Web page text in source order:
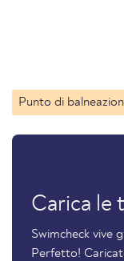
Punto di
Carica le
Swimcheck vive
Perfetto!